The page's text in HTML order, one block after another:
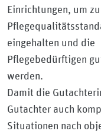
Einrichtungen, um
eingehalten und die
Pflegebedürftigen
werden.
Damit die
Gutachter auch
Situationen nach